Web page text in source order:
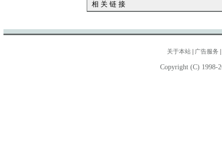
相 关 链 接
关于本站 广告服务
Copyright (C) 1998-